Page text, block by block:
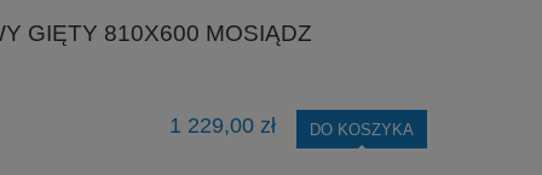
GIĘTY 810X600 MOSIĄDZ
1 229,00 zł DO KOSZYKA